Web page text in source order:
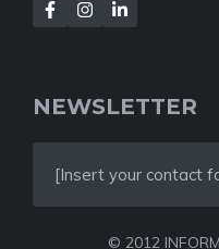
NEWSLETTER
[Insert your contact
© 2012